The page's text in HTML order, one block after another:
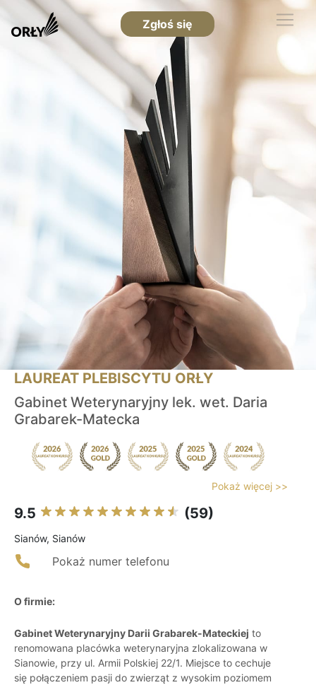
Zgłoś się
LAUREAT PLEBISCYTU ORŁY
Gabinet Weterynaryjny lek. wet. Daria
Grabarek-Matecka
Pokaż więcej >>
9.5 (59)
Sianów, Sianów
Pokaż numer telefonu
O firmie:
Gabinet Weterynaryjny Darii Grabarek-Mateckiej to
renomowana placówka weterynaryjna zlokalizowana w
Sianowie, przy ul. Armii Polskiej 22/1. Miejsce to cechuje
się połączeniem pasji do zwierząt z wysokim poziomem